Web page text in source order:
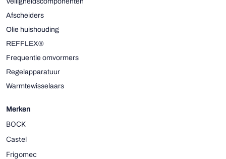
Afscheiders
Olie huishouding
REFFLEX®
Frequentie omvormers
Regelapparatuur
Warmtewisselaars
Merken
BOCK
Castel
Frigomec